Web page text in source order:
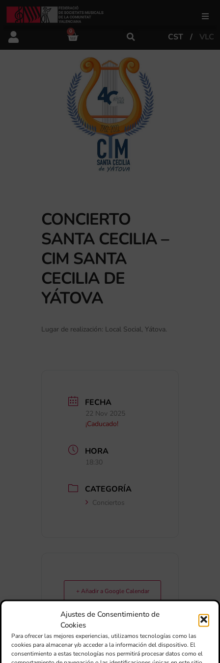
Ajustes de Consentimiento de
Cookies
Para ofrecer las mejores experiencias, utilizamos tecnologías como las
cookies para almacenar y/o acceder a la información del dispositivo. El
consentimiento a estas tecnologías nos permitirá procesar datos como el
FSMCV
Áreas de gestión
Área educativa
0
CST VLC
CONCIERTO
SANTA CECILIA –
CIM SANTA
CECILIA DE
YÁTOVA
Lugar de realización: Local Social, Yátova.
FECHA
22 Nov 2025
¡Caducado!
HORA
18:30
CATEGORÍA
Conciertos
+ Añadir a Google Calendar
+ exportación iCal / Outlook